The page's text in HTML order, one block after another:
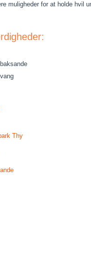
muligheder for at holde hvil
Thy